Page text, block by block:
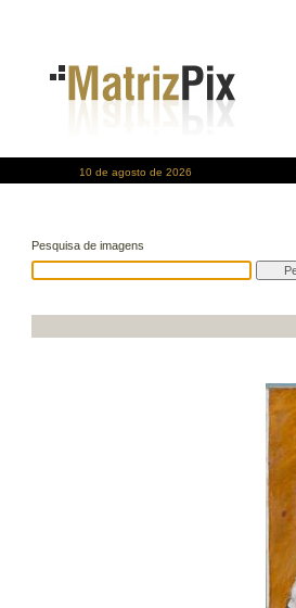
10 de agosto de 2026
Pesquisa de imagens